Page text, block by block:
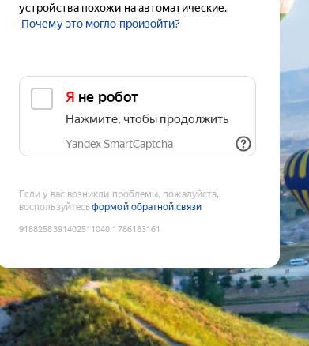
устройства похожи на автоматические.
Почему это могло произойти?
Я не робот
Нажмите, чтобы продолжить
Yandex SmartCaptcha
Если у вас возникли проблемы, пожалуйста,
воспользуйтесьформой обратной связи
9188258391402511040:1786183161